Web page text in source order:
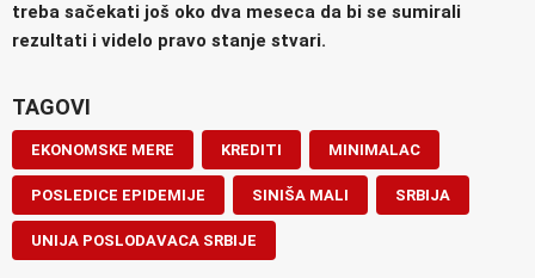
treba sačekati još oko dva meseca da bi se sumirali
rezultati i videlo pravo stanje stvari.
TAGOVI
EKONOMSKE MERE KREDITI MINIMALAC
POSLEDICE EPIDEMIJE SINIŠA MALI SRBIJA
UNIJA POSLODAVACA SRBIJE